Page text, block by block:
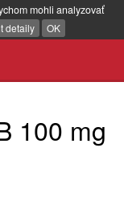
mohli analyzovať
detaily OK
100 mg